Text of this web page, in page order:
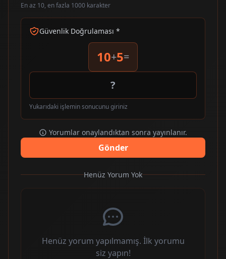
En az 10, en fazla 1000 karakter
Güvenlik Doğrulaması *
10+5=
Yukarıdaki işlemin sonucunu giriniz
Yorumlar onaylandıktan sonra yayınlanır.
Gönder
Henüz Yorum Yok
Henüz yorum yapılmamış. İlk yorumu
siz yapın!